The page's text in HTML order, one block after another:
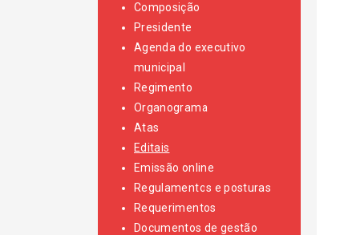
Composição
Presidente
Agenda do executivo
municipal
Regimento
Organograma
Atas
Editais
Emissão online
Regulamentos e posturas
Requerimentos
Documentos de gestão